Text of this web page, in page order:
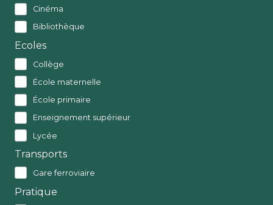
Cinéma
Bibliothèque
Ecoles
Collège
École maternelle
École primaire
Enseignement supérieur
Lycée
Transports
Gare ferroviaire
Pratique